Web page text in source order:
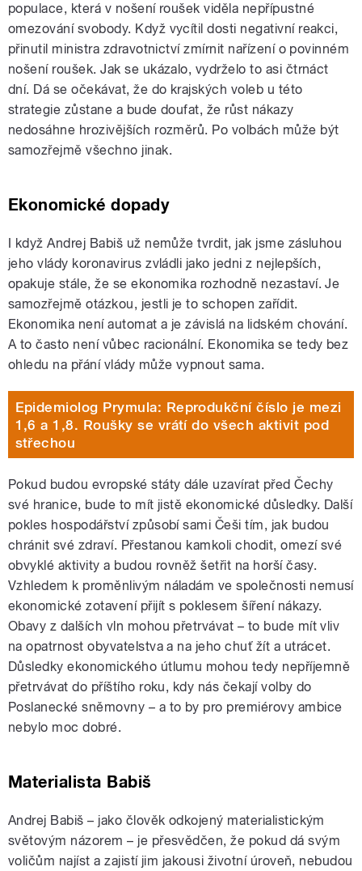
populace, která v nošení roušek viděla nepřípustné
omezování svobody. Když vycítil dosti negativní reakci,
přinutil ministra zdravotnictví zmírnit nařízení o povinném
nošení roušek. Jak se ukázalo, vydrželo to asi čtrnáct
dní. Dá se očekávat, že do krajských voleb u této
strategie zůstane a bude doufat, že růst nákazy
nedosáhne hrozivějších rozměrů. Po volbách může být
samozřejmě všechno jinak.
Ekonomické dopady
I když Andrej Babiš už nemůže tvrdit, jak jsme zásluhou
jeho vlády koronavirus zvládli jako jedni z nejlepších,
opakuje stále, že se ekonomika rozhodně nezastaví. Je
samozřejmě otázkou, jestli je to schopen zařídit.
Ekonomika není automat a je závislá na lidském chování.
A to často není vůbec racionální. Ekonomika se tedy bez
ohledu na přání vlády může vypnout sama.
Epidemiolog Prymula: Reprodukční číslo je mezi
1,6 a 1,8. Roušky se vrátí do všech aktivit pod
střechou
Pokud budou evropské státy dále uzavírat před Čechy
své hranice, bude to mít jistě ekonomické důsledky. Další
pokles hospodářství způsobí sami Češi tím, jak budou
chránit své zdraví. Přestanou kamkoli chodit, omezí své
obvyklé aktivity a budou rovněž šetřit na horší časy.
Vzhledem k proměnlivým náladám ve společnosti nemusí
ekonomické zotavení přijít s poklesem šíření nákazy.
Obavy z dalších vln mohou přetrvávat – to bude mít vliv
na opatrnost obyvatelstva a na jeho chuť žít a utrácet.
Důsledky ekonomického útlumu mohou tedy nepříjemně
přetrvávat do příštího roku, kdy nás čekají volby do
Poslanecké sněmovny – a to by pro premiérovy ambice
nebylo moc dobré.
Materialista Babiš
Andrej Babiš – jako člověk odkojený materialistickým
světovým názorem – je přesvědčen, že pokud dá svým
voličům najíst a zajistí jim jakousi životní úroveň, nebudou